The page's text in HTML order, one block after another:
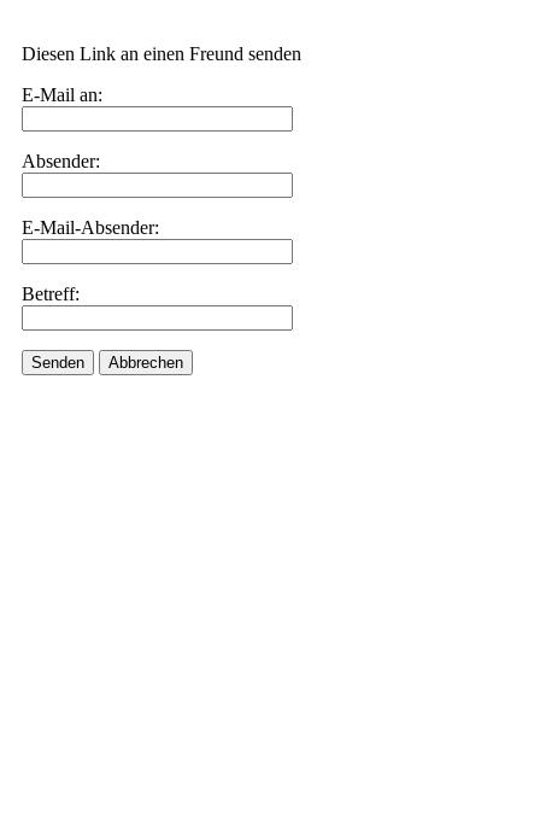
Diesen Link an einen Freund senden
E-Mail an:
Absender:
E-Mail-Absender:
Betreff:
Senden Abbrechen